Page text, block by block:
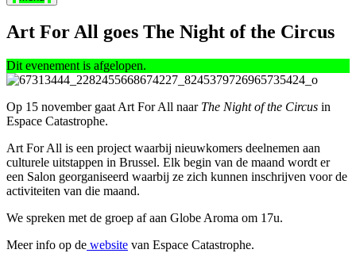
Art For All goes The Night of the Circus
Dit evenement is afgelopen.
Op 15 november gaat Art For All naar The Night of the Circus in
Espace Catastrophe.
Art For All is een project waarbij nieuwkomers deelnemen aan
culturele uitstappen in Brussel. Elk begin van de maand wordt er
een Salon georganiseerd waarbij ze zich kunnen inschrijven voor de
activiteiten van die maand.
We spreken met de groep af aan Globe Aroma om 17u.
Meer info op de website van Espace Catastrophe.